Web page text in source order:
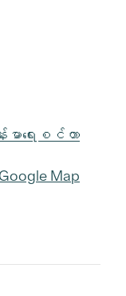
မာရေးစင်တာ
Map